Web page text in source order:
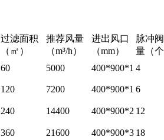
过滤面积
（㎡）
推荐风量
（m³/h）
进出风口
（mm）
脉冲
量（
60 5000 400*900*1 4
120 7200 400*900*1 6
240 14400 400*900*2 12
360 21600 400*900*3 18